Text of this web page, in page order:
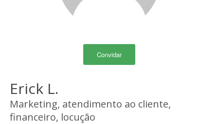
Convidar
Erick L.
Marketing, atendimento ao cliente,
financeiro, locução